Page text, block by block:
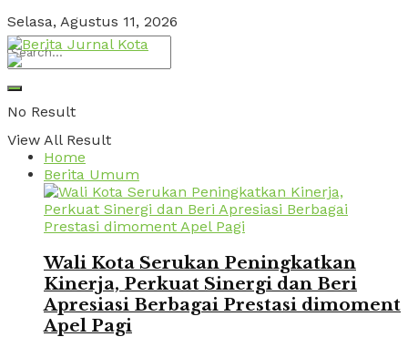
Selasa, Agustus 11, 2026
No Result
View All Result
Home
Berita Umum
Wali Kota Serukan Peningkatkan
Kinerja, Perkuat Sinergi dan Beri
Apresiasi Berbagai Prestasi dimoment
Apel Pagi